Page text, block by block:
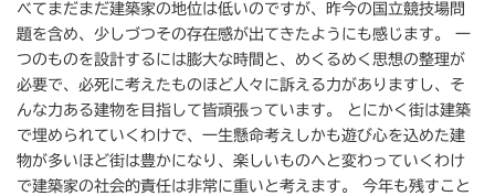
べてまだまだ建築家の地位は低いのですが、昨今の国立競技場問
題を含め、少しづつその存在感が出てきたようにも感じます。 一
つのものを設計するには膨大な時間と、めくるめく思想の整理が
必要で、必死に考えたものほど人々に訴える力がありますし、そ
んな力ある建物を目指して皆頑張っています。 とにかく街は建築
で埋められていくわけで、一生懸命考えしかも遊び心を込めた建
物が多いほど街は豊かになり、楽しいものへと変わっていくわけ
で建築家の社会的責任は非常に重いと考えます。 今年も残すこと